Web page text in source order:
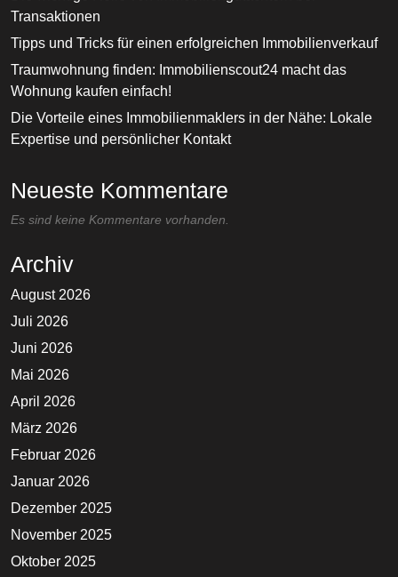
Transaktionen
Tipps und Tricks für einen erfolgreichen Immobilienverkauf
Traumwohnung finden: Immobilienscout24 macht das
Wohnung kaufen einfach!
Die Vorteile eines Immobilienmaklers in der Nähe: Lokale
Expertise und persönlicher Kontakt
Neueste Kommentare
Es sind keine Kommentare vorhanden.
Archiv
August 2026
Juli 2026
Juni 2026
Mai 2026
April 2026
März 2026
Februar 2026
Januar 2026
Dezember 2025
November 2025
Oktober 2025